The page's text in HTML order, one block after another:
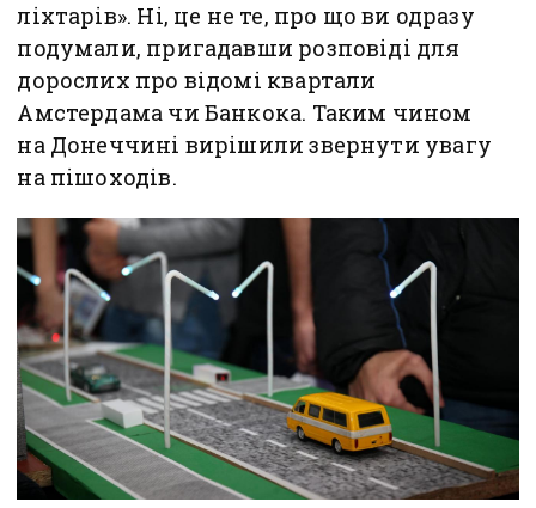
ліхтарів». Ні, це не те, про що ви одразу
подумали, пригадавши розповіді для
дорослих про відомі квартали
Амстердама чи Банкока. Таким чином
на Донеччині вирішили звернути увагу
на пішоходів.